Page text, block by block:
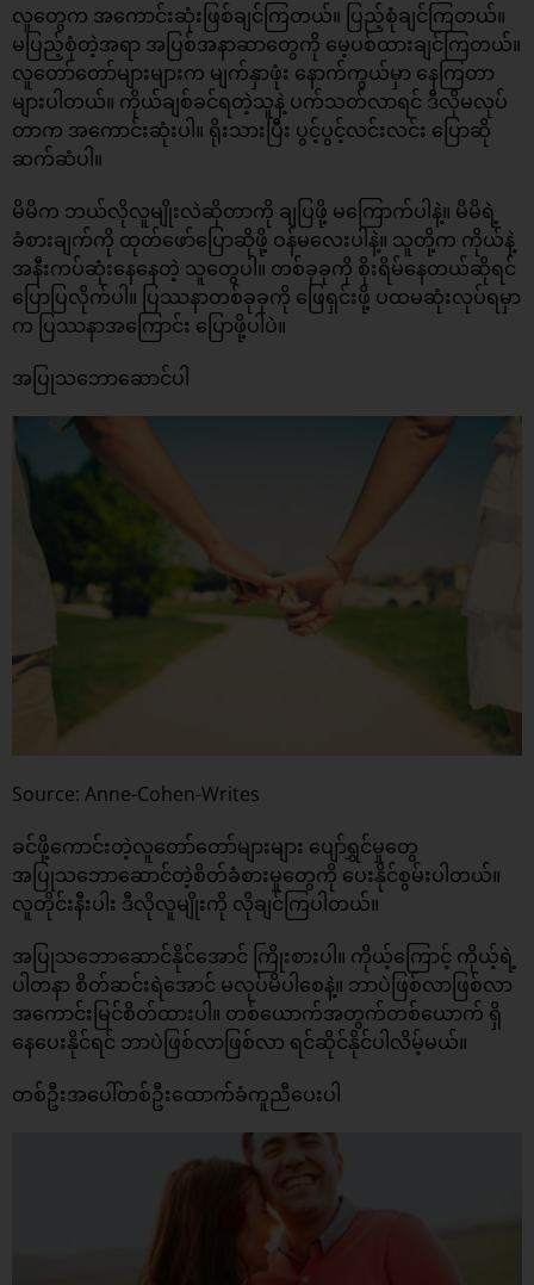
လူတွေက အကောင်းဆုံးဖြစ်ချင်ကြတယ်။ ပြည့်စုံချင်ကြတယ်။
မပြည့်စုံတဲ့အရာ အပြစ်အနာဆာတွေကို မေ့ပစ်ထားချင်ကြတယ်။
လူတော်တော်များများက မျက်နှာဖုံး နောက်ကွယ်မှာ နေကြတာ
များပါတယ်။ ကိုယ်ချစ်ခင်ရတဲ့သူနဲ့ ပက်သတ်လာရင် ဒီလိုမလုပ်
တာက အကောင်းဆုံးပါ။ ရိုးသားပြီး ပွင့်ပွင့်လင်းလင်း ပြောဆို
ဆက်ဆံပါ။
မိမိက ဘယ်လိုလူမျိုးလဲဆိုတာကို ချပြဖို့ မကြောက်ပါနဲ့။ မိမိရဲ့
ခံစားချက်ကို ထုတ်ဖော်ပြောဆိုဖို့ ဝန်မလေးပါနဲ့။ သူတို့က ကိုယ်နဲ့
အနီးကပ်ဆုံးနေနေတဲ့ သူတွေပါ။ တစ်ခုခုကို စိုးရိမ်နေတယ်ဆိုရင်
ပြောပြလိုက်ပါ။ ပြဿနာတစ်ခုခုကို ဖြေရှင်းဖို့ ပထမဆုံးလုပ်ရမှာ
က ပြဿနာအကြောင်း ပြောဖို့ပါပဲ။
အပြုသဘောဆောင်ပါ
Source: Anne-Cohen-Writes
ခင်ဖို့ကောင်းတဲ့လူတော်တော်များများ ပျော်ရွှင်မှုတွေ
အပြုသဘောဆောင်တဲ့စိတ်ခံစားမှုတွေကို ပေးနိုင်စွမ်းပါတယ်။
လူတိုင်းနီးပါး ဒီလိုလူမျိုးကို လိုချင်ကြပါတယ်။
အပြုသဘောဆောင်နိုင်အောင် ကြိုးစားပါ။ ကိုယ့်ကြောင့် ကိုယ့်ရဲ့
ပါတနာ စိတ်ဆင်းရဲအောင် မလုပ်မိပါစေနဲ့။ ဘာပဲဖြစ်လာဖြစ်လာ
အကောင်းမြင်စိတ်ထားပါ။ တစ်ယောက်အတွက်တစ်ယောက် ရှိ
နေပေးနိုင်ရင် ဘာပဲဖြစ်လာဖြစ်လာ ရင်ဆိုင်နိုင်ပါလိမ့်မယ်။
တစ်ဦးအပေါ်တစ်ဦးထောက်ခံကူညီပေးပါ